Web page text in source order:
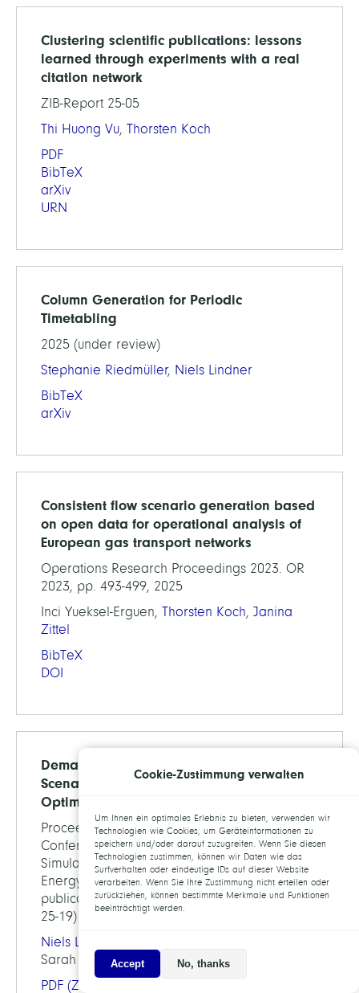
Clustering scientific publications: lessons
learned through experiments with a real
citation network
ZIB-Report 25-05
Thi Huong Vu, Thorsten Koch
PDF
BibTeX
arXiv
URN
Column Generation for Periodic
Timetabling
2025 (under review)
Stephanie Riedmüller, Niels Lindner
BibTeX
arXiv
Consistent flow scenario generation based
on open data for operational analysis of
European gas transport networks
Operations Research Proceedings 2023. OR
2023, pp. 493-499, 2025
Inci Yueksel-Erguen, Thorsten Koch, Janina
Zittel
BibTeX
DOI
Demand Uncertainty in Energy Systems:
Scenario Catalogs vs. Integrated Robust
Optimization
Proceedings of the 38th International
Conference on Efficiency, Cost, Optimization,
Simulation and Environmental Impact of
Energy Systems, 2025 (accepted for
publication, preprint available as ZIB-Report
25-19)
Niels Lindner
Sarah Berendes, Janina Zittel
PDF (ZIB-Report)
Cookie-Zustimmung verwalten
Um Ihnen ein optimales Erlebnis zu bieten, verwenden wir
Technologien wie Cookies, um Geräteinformationen zu
speichern und/oder darauf zuzugreifen. Wenn Sie diesen
Technologien zustimmen, können wir Daten wie das
Surfverhalten oder eindeutige IDs auf dieser Website
verarbeiten. Wenn Sie Ihre Zustimmung nicht erteilen oder
zurückziehen, können bestimmte Merkmale und Funktionen
beeinträchtigt werden.
Accept No, thanks